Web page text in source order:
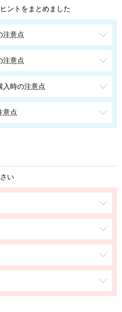
ントをまとめました
注意点
注意点
入時の注意点
意点
い